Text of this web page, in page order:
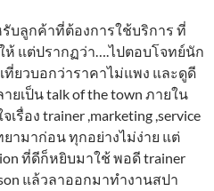
บลูกค้าที่ต้องการใช้บริการ ที่
แต่ปรากฏว่า….ไปตอบโจทย์นัก
ที่ยวบอกว่าราคาไม่แพง และดูดี
ยเป็น talk of the town ภายใน
เรื่อง trainer ,marketing ,service
ยามาก่อน ทุกอย่างไม่ง่าย แต่
ที่ดีก็หยิบมาใช้ พอดี trainer
แล้วลาออกมาทำงานสปา